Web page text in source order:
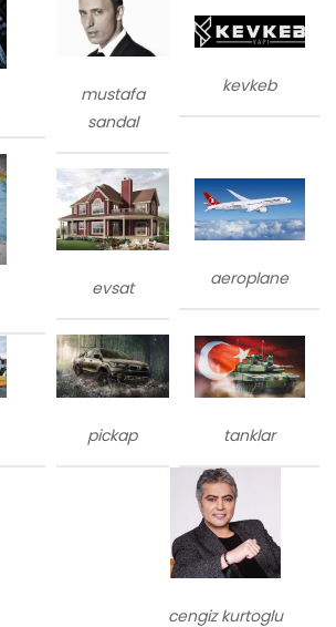
mustafa
sandal
kevkeb
evsat aeroplane
pickap tanklar
cengiz kurtoglu